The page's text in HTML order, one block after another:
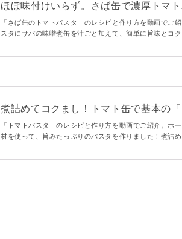
ほぼ味付けいらず。さば缶で濃厚トマト
「さば缶のトマトパスタ」のレシピと作り方を動画でご
スタにサバの味噌煮缶を汁ごと加えて、簡単に旨味とコ
りますよ。
煮詰めてコクまし！トマト缶で基本の「
「トマトパスタ」のレシピと作り方を動画でご紹介。ホ
材を使って、旨みたっぷりのパスタを作りました！煮詰
しいですよ♪